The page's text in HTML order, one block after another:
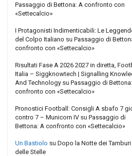
Passaggio di Bettona: A confronto con
«Settecalcio»
I Protagonisti Indimenticabili: Le
del Colpo Italiano su Passaggio di
confronto con «Settecalcio»
Risultati Fase A 2026 2027 in diretta,
Italia – Siggknowtech | Signalling
And Technology su Passaggio di
confronto con «Settecalcio»
Pronostici Football: Consigli A sbafo 7
contro 7 – Municorn IV su Passaggio di
Bettona: A confronto con «Settecalcio»
Un Bastiolo su Dopo la Notte dei Tamburi
delle Stelle